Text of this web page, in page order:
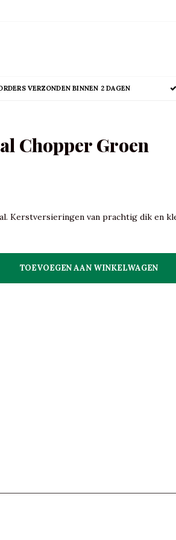
VERZONDEN BINNEN 2 DAGEN
Chopper Groen
Kerstversieringen van prachtig dik en
TOEVOEGEN AAN WINKELWAGEN